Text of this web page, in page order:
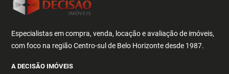
Especialistas em compra, venda, locação e avaliação de imóveis,
com foco na região Centro-sul de Belo Horizonte desde 1987.
A DECISÃO IMÓVEIS